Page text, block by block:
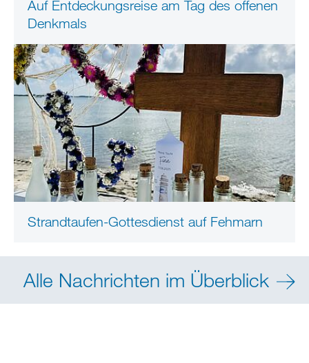
Auf Entdeckungsreise am Tag des offenen
Denkmals
Strandtaufen-Gottesdienst auf Fehmarn
Alle Nachrichten im Überblick